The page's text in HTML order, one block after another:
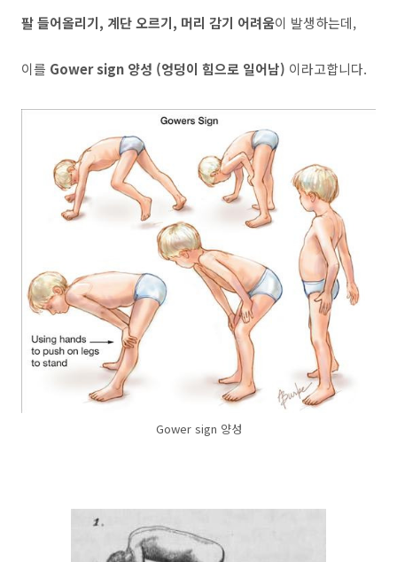
팔 들어올리기, 계단 오르기, 머리 감기 어려움이 발생하는데,
이를 Gower sign 양성 (엉덩이 힘으로 일어남) 이라고합니다.
Gower sign 양성